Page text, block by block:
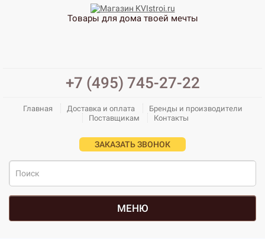
Товары для дома твоей мечты
+7 (495) 745-27-22
Главная Доставка и оплата
Бренды и производители
Поставщикам
Контакты
ЗАКАЗАТЬ ЗВОНОК
МЕНЮ